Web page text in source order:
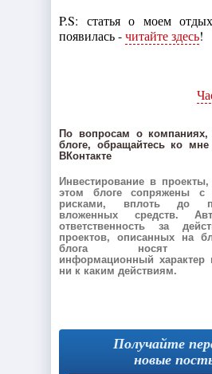
P.S: статья о моем
появилась -читайте здесь!
По вопросам о
блоге, обращайтесь ко
ВКонтакте
Инвестирование в
этом блоге сопряжены с
рисками, вплоть до
вложенных средств.
ответственность за
проектов, описанных на
блога носят
информационный
ни к каким действиям.
Получайте
новые